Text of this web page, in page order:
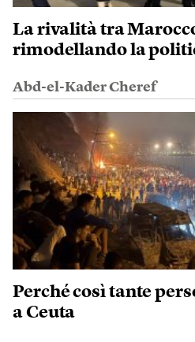
La rivalità tra
rimodellando la
Abd-el-Kader Cheref
Perché così tante
a Ceuta